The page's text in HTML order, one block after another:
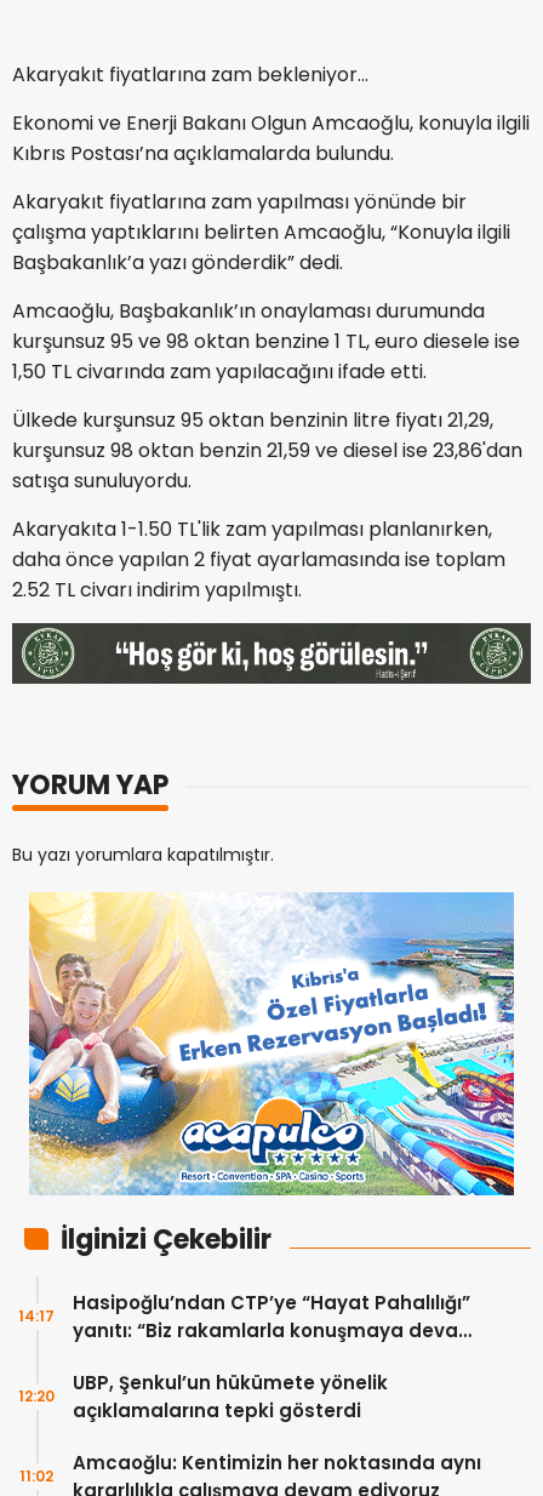
Akaryakıt fiyatlarına zam bekleniyor...
Ekonomi ve Enerji BakanıOlgun Amcaoğlu, konuyla ilgili
Kıbrıs Postası’na açıklamalarda bulundu.
Akaryakıt fiyatlarına zam yapılması yönünde bir
çalışma yaptıklarını belirten Amcaoğlu, “Konuyla ilgili
Başbakanlık’a yazı gönderdik” dedi.
Amcaoğlu, Başbakanlık’ın onaylaması durumunda
kurşunsuz 95 ve 98 oktan benzine 1 TL, euro diesele ise
1,50 TL civarında zam yapılacağını ifade etti.
Ülkede kurşunsuz 95 oktan benzinin litre fiyatı 21,29,
kurşunsuz 98 oktan benzin 21,59 ve diesel ise 23,86'dan
satışa sunuluyordu.
Akaryakıta 1-1.50 TL'lik zam yapılması planlanırken,
daha önce yapılan 2 fiyat ayarlamasında ise toplam
2.52 TL civarı indirim yapılmıştı.
YORUM YAP
Bu yazı yorumlara kapatılmıştır.
İlginizi Çekebilir
Hasipoğlu’ndan CTP’ye “Hayat Pahalılığı”
yanıtı: “Biz rakamlarla konuşmaya devam
14:17
UBP, Şenkul’un hükümete yönelik
açıklamalarına tepki gösterdi
12:20
Amcaoğlu: Kentimizin her noktasında aynı
11:02